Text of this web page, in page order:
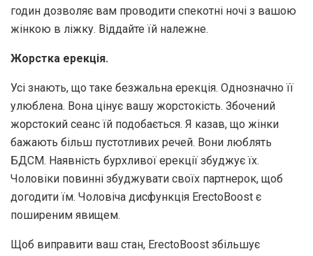
годин дозволяє вам проводити спекотні ночі з вашою
жінкою в ліжку. Віддайте їй належне.
Жорстка ерекція.
Усі знають, що таке безжальна ерекція. Однозначно її
улюблена. Вона цінує вашу жорстокість. Збочений
жорстокий сеанс їй подобається. Я казав, що жінки
бажають більш пустотливих речей. Вони люблять
БДСМ. Наявність бурхливої ​​ерекції збуджує їх.
Чоловіки повинні збуджувати своїх партнерок, щоб
догодити їм. Чоловіча дисфункція ErectoBoost є
поширеним явищем.
Щоб виправити ваш стан, ErectoBoost збільшує